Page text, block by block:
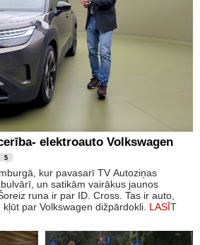
elektroauto Volkswagen
5
kur pavasarī TV Autoziņas
un satikām vairākus jaunos
runa ir par ID. Cross. Tas ir auto,
par Volkswagen dižpārdokli. LASĪT